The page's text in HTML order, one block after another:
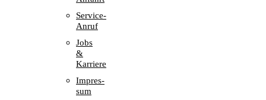
Service-
Anruf
Jobs
&
Karriere
Impres­
sum